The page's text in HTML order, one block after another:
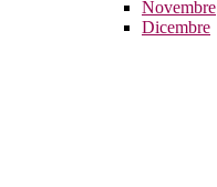
Novembre
Dicembre